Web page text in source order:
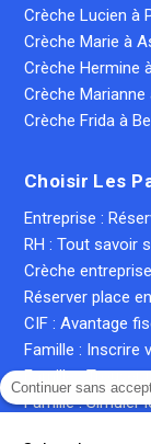
Continuer sans
Crèche Lucien à
Crèche Marie à
Crèche Hermine
Crèche Marianne
Crèche Frida à
Choisir Les
Entreprise :
RH : Tout savoir
Crèche
Réserver place
CIF : Avantage
Famille : Inscrire
Famille : Trouver
Famille : Simuler